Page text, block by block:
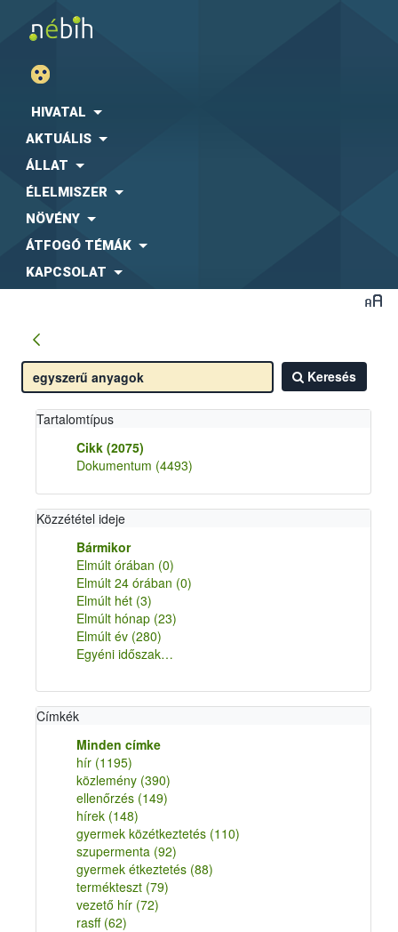
HIVATAL
AKTUÁLIS
ÁLLAT
ÉLELMISZER
NÖVÉNY
ÁTFOGÓ TÉMÁK
KAPCSOLAT
Keresés
Tartalomtípus
Cikk (2075)
Dokumentum (4493)
Közzététel ideje
Bármikor
Elmúlt órában (0)
Elmúlt 24 órában (0)
Elmúlt hét (3)
Elmúlt hónap (23)
Elmúlt év (280)
Egyéni időszak…
Címkék
Minden címke
hír (1195)
közlemény (390)
ellenőrzés (149)
hírek (148)
gyermek közétkeztetés (110)
szupermenta (92)
gyermek étkeztetés (88)
termékteszt (79)
vezető hír (72)
rasff (62)